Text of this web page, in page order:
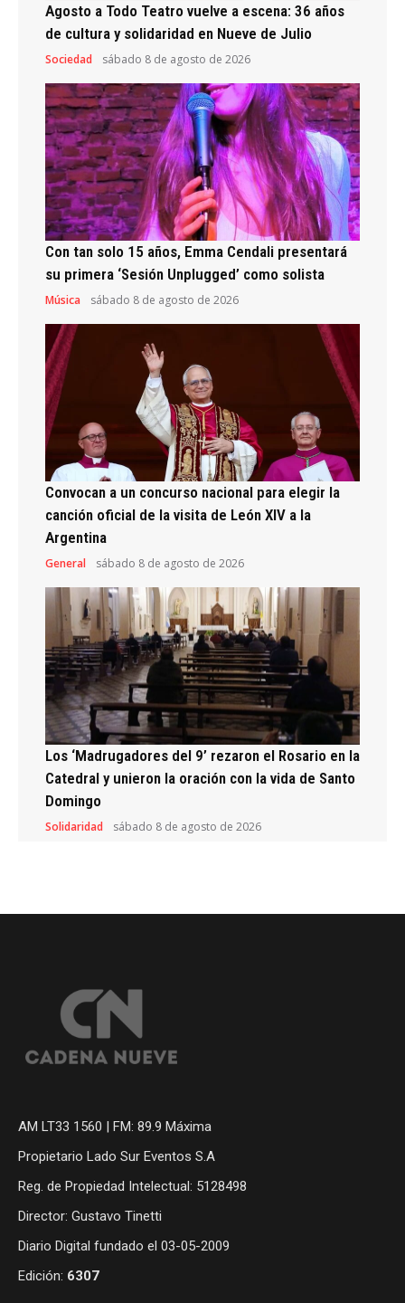
Agosto a Todo Teatro vuelve a escena: 36 años
de cultura y solidaridad en Nueve de Julio
Sociedad sábado 8 de agosto de 2026
Con tan solo 15 años, Emma Cendali presentará
su primera ‘Sesión Unplugged’ como solista
Música sábado 8 de agosto de 2026
Convocan a un concurso nacional para elegir la
canción oficial de la visita de León XIV a la
Argentina
General sábado 8 de agosto de 2026
Los ‘Madrugadores del 9’ rezaron el Rosario en la
Catedral y unieron la oración con la vida de Santo
Domingo
Solidaridad sábado 8 de agosto de 2026
AM LT33 1560 | FM: 89.9 Máxima
Propietario Lado Sur Eventos S.A
Reg. de Propiedad Intelectual: 5128498
Director: Gustavo Tinetti
Diario Digital fundado el 03-05-2009
Edición: 6307